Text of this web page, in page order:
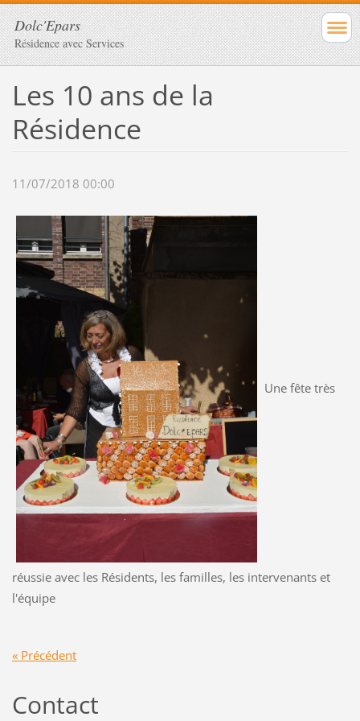
Dolc'Epars
Résidence avec Services
Les 10 ans de la
Résidence
11/07/2018 00:00
Une fête très
réussie avec les Résidents, les familles, les intervenants et
l'équipe
« Précédent
Contact